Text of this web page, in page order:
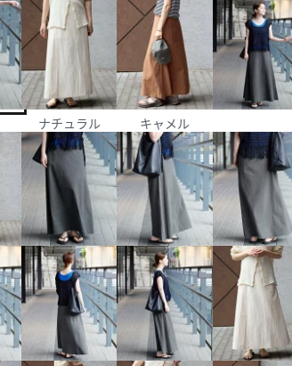
ナチュラル キャメル